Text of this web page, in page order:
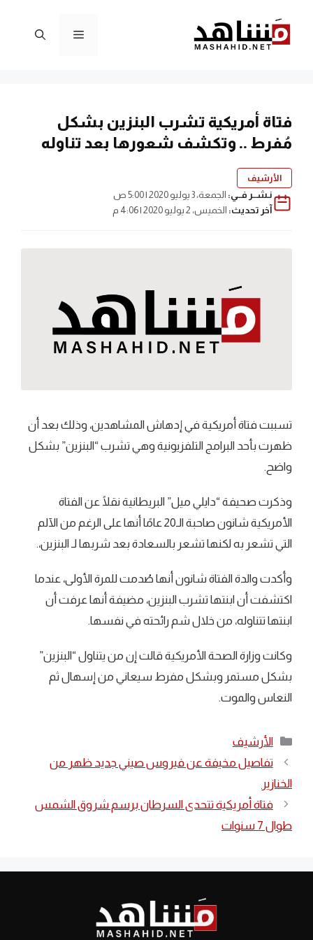
المحتوى
القائمة
فتاة أمريكية تشرب البنزين بشكل
مُفرط .. وتكشف شعورها بعد تناوله
الأرشيف
نـشــر فــي: الجمعة، 3 يوليو 2020 | 5:00 ص
آخر تحديث: الخميس، 2 يوليو 2020 | 4:06 م
تسببت فتاة أمريكية في إدهاش المشاهدين، وذلك بعد أن
ظهرت بأحد البرامج التلفزيونية وهي تشرب “البنزين” بشكل
واضح.
وذكرت صحيفة “دايلي ميل” البريطانية نقلًا عن الفتاة
الأمريكية شانون صاحبة الـ20 عامًا أنها على الرغم من الآلم
التي تشعر به لكنها تشعر بالسعادة بعد شربها لـ البنزين،.
وأكدت والدة الفتاة شانون أنها صُدمت للمرة الأولى، عندما
اكتشفت أن ابنتها تشرب البنزين، مضيفة أنها عرفت أن
ابنتها تتناوله، من خلال شم رائحته في نفسها.
وكانت وزارة الصحة الأمريكية قالت إن من يتناول “البنزين”
بشكل مستمر وبشكل مفرط سيعاني من إسهال ثم
النعاس والموت.
التصنيفات
الأرشيف
تفاصيل مخيفة عن فيروس صيني جديد ظهر من
الخنازير
فتاة أمريكية تتحدى السرطان برسم شروق الشمس
طوال 7 سنوات